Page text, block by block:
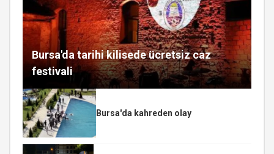
Bursa'da tarihi kilisede ücretsiz caz
festivali
Bursa'da kahreden olay